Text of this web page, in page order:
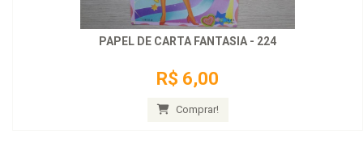
PAPEL DE CARTA FANTASIA - 224
R$ 6,00
Comprar!